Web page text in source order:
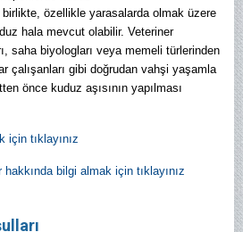
özellikle yarasalarda olmak üzere
hala mevcut olabilir. Veteriner
saha biyologları veya memeli türlerinden
çalışanları gibi doğrudan vahşi yaşamla
önce kuduz aşısının yapılması
için tıklayınız
bilgi almak için tıklayınız